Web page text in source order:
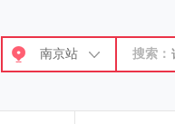
南京站 搜索：